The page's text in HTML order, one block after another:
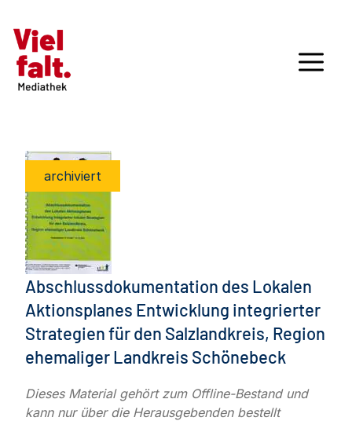
archiviert
Abschlussdokumentation des Lokalen
Aktionsplanes Entwicklung integrierter
Strategien für den Salzlandkreis, Region
ehemaliger Landkreis Schönebeck
Dieses Material gehört zum Offline-Bestand und
kann nur über die Herausgebenden bestellt